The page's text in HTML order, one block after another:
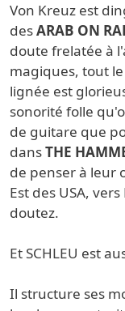
Von Kreuz est
desARAB ON
doute frelatée à
magiques, tout
lignée est
sonorité folle
de guitare que
dansTHE
de penser à leur
Est des USA,
doutez.
Et SCHLEU est
Il structure ses